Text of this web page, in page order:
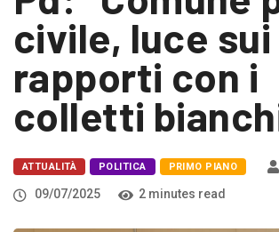
civile, luce sui
rapporti con i
colletti
ATTUALITÀ POLITICA PRIMO PIANO
09/07/2025
2 minutes read